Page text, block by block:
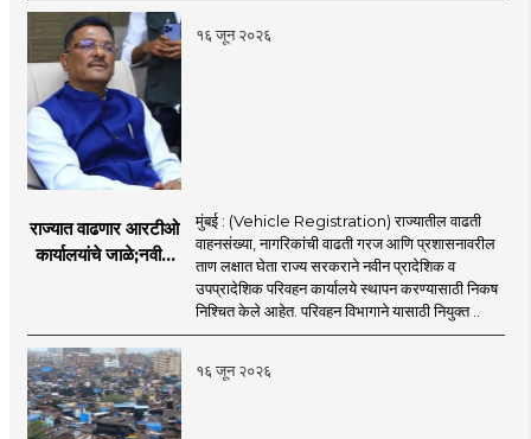
१६ जून २०२६
राज्यात वाढणार आरटीओ
कार्यालयांचे जाळे;नवीन
मुंबई : (Vehicle Registration) राज्यातील वाढती
वाहनसंख्या, नागरिकांची वाढती गरज आणि प्रशासनावरील
ताण लक्षात घेता राज्य सरकराने नवीन प्रादेशिक व
उपप्रादेशिक परिवहन कार्यालये स्थापन करण्यासाठी निकष
निश्चित केले आहेत. परिवहन विभागाने यासाठी नियुक्त ..
१६ जून २०२६